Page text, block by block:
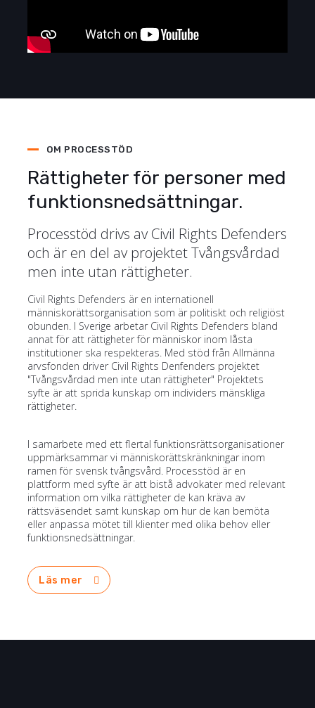
OM PROCESSTÖD
Rättigheter för personer med
funktionsnedsättningar.
Processtöd drivs av Civil Rights Defenders
och är en del av projektet Tvångsvårdad
men inte utan rättigheter.
Civil Rights Defenders är en internationell
människorättsorganisation som är politiskt och religiöst
obunden. I Sverige arbetar Civil Rights Defenders bland
annat för att rättigheter för människor inom låsta
institutioner ska respekteras. Med stöd från Allmänna
arvsfonden driver Civil Rights Denfenders projektet
"Tvångsvårdad men inte utan rättigheter" Projektets
syfte är att sprida kunskap om individers mänskliga
rättigheter.
I samarbete med ett flertal funktionsrättsorganisationer
uppmärksammar vi människorättskränkningar inom
ramen för svensk tvångsvård. Processtöd är en
plattform med syfte är att bistå advokater med relevant
information om vilka rättigheter de kan kräva av
rättsväsendet samt kunskap om hur de kan bemöta
eller anpassa mötet till klienter med olika behov eller
funktionsnedsättningar.
Läs mer